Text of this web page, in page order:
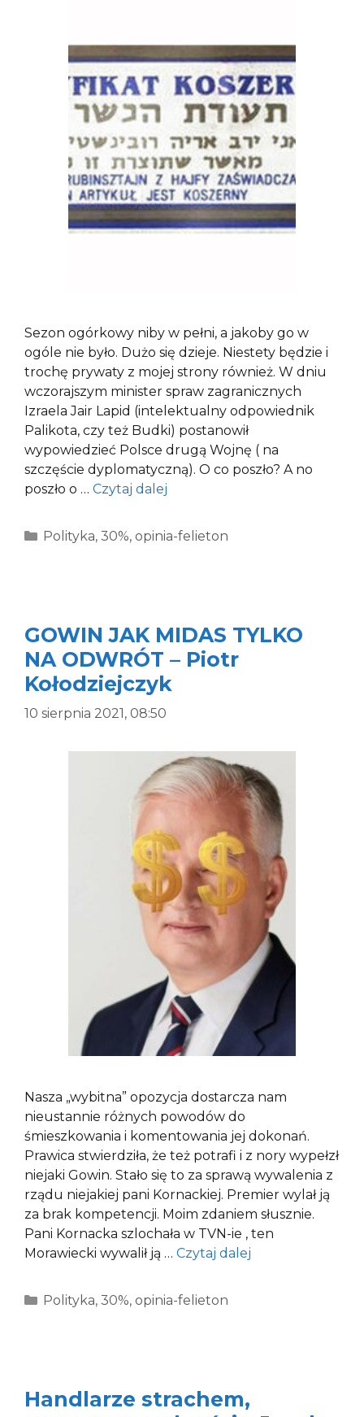
Sezon ogórkowy niby w pełni, a jakoby go w
ogóle nie było. Dużo się dzieje. Niestety będzie i
trochę prywaty z mojej strony również. W dniu
wczorajszym minister spraw zagranicznych
Izraela Jair Lapid (intelektualny odpowiednik
Palikota, czy też Budki) postanowił
wypowiedzieć Polsce drugą Wojnę ( na
szczęście dyplomatyczną). O co poszło? A no
poszło o … Czytaj dalej
Kategorie
Polityka, 30%, opinia-felieton
GOWIN JAK MIDAS TYLKO
NA ODWRÓT – Piotr
Kołodziejczyk
10 sierpnia 2021, 08:50
Nasza „wybitna” opozycja dostarcza nam
nieustannie różnych powodów do
śmieszkowania i komentowania jej dokonań.
Prawica stwierdziła, że też potrafi i z nory wypełzł
niejaki Gowin. Stało się to za sprawą wywalenia z
rządu niejakiej pani Kornackiej. Premier wylał ją
za brak kompetencji. Moim zdaniem słusznie.
Pani Kornacka szlochała w TVN-ie , ten
Morawiecki wywalił ją … Czytaj dalej
Kategorie
Polityka, 30%, opinia-felieton
Handlarze strachem,